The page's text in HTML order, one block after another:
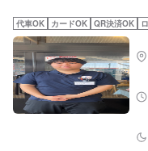
代車OK カードOK QR決済OK